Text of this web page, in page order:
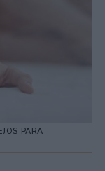
PARA